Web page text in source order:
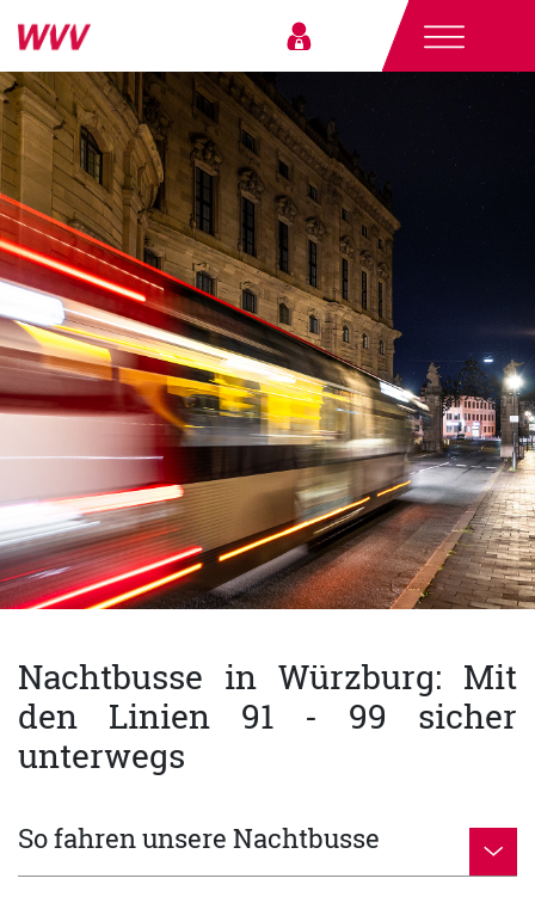
Nachtbusse in Würzburg: Mit
den Linien 91 - 99 sicher
unterwegs
So fahren unsere Nachtbusse